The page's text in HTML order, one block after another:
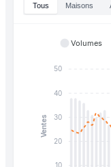
Tous Maisons
50
40
30
20
10
Ventes
Volumes